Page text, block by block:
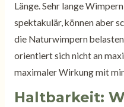
Länge. Sehr lange
spektakulär, können aber
die Naturwimpern
orientiert sich nicht an
maximaler Wirkung mit
Haltbarkeit: